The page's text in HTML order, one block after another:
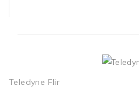
Teledyne Flir